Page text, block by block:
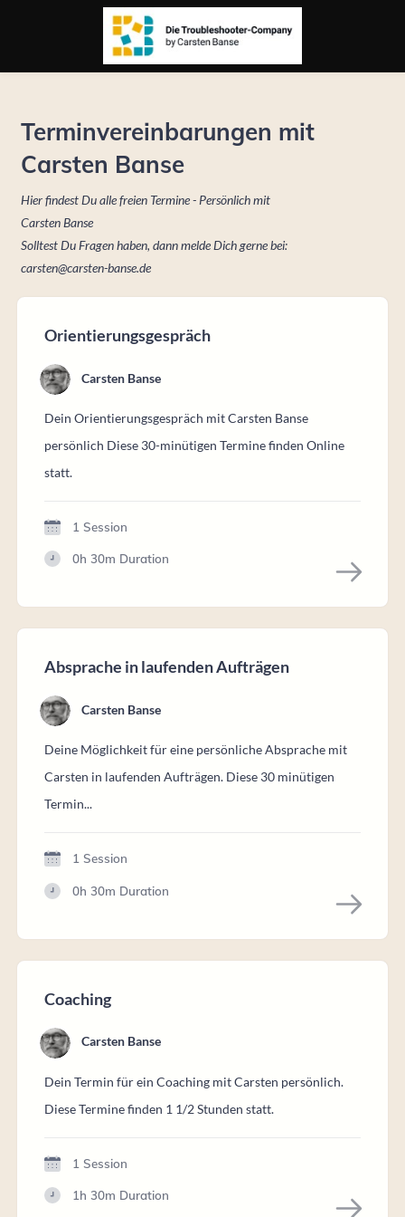
Terminvereinbarungen mit
Carsten Banse
Hier findest Du alle freien Termine - Persönlich mit
Carsten Banse
Solltest Du Fragen haben, dann melde Dich gerne bei:
carsten@carsten-banse.de
Orientierungsgespräch
Carsten Banse
Dein Orientierungsgespräch mit Carsten Banse
persönlich Diese 30-minütigen Termine finden Online
statt.
1 Session
0h 30m Duration
Absprache in laufenden Aufträgen
Carsten Banse
Deine Möglichkeit für eine persönliche Absprache mit
Carsten in laufenden Aufträgen. Diese 30 minütigen
Termin...
1 Session
0h 30m Duration
Coaching
Carsten Banse
Dein Termin für ein Coaching mit Carsten persönlich.
Diese Termine finden 1 1/2 Stunden statt.
1 Session
1h 30m Duration